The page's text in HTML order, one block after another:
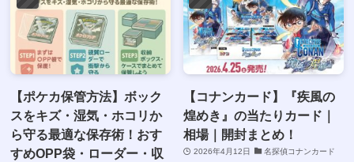
【ポケカ保管方法】ボック
スをキズ・湿気・ホコリか
ら守る最適な保存術！おす
すめOPP袋・ローダー・収
【コナンカード】『疾風の
煌めき』の当たりカード｜
相場｜開封まとめ！
2026年4月12日
名探偵コナンカード